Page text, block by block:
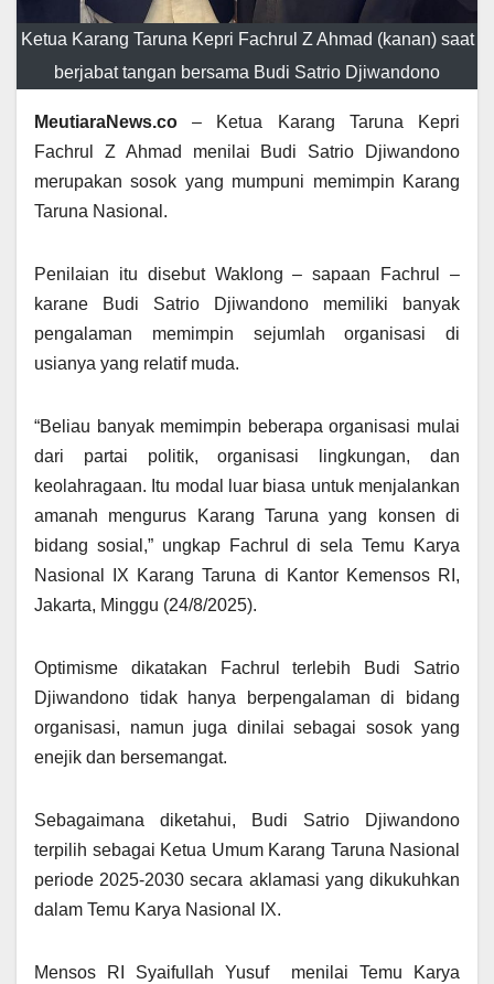
Ketua Karang Taruna Kepri Fachrul Z Ahmad (kanan) saat
berjabat tangan bersama Budi Satrio Djiwandono
MeutiaraNews.co – Ketua Karang Taruna Kepri
Fachrul Z Ahmad menilai Budi Satrio Djiwandono
merupakan sosok yang mumpuni memimpin Karang
Taruna Nasional.
Penilaian itu disebut Waklong – sapaan Fachrul –
karane Budi Satrio Djiwandono memiliki banyak
pengalaman memimpin sejumlah organisasi di
usianya yang relatif muda.
“Beliau banyak memimpin beberapa organisasi mulai
dari partai politik, organisasi lingkungan, dan
keolahragaan. Itu modal luar biasa untuk menjalankan
amanah mengurus Karang Taruna yang konsen di
bidang sosial,” ungkap Fachrul di sela Temu Karya
Nasional IX Karang Taruna di Kantor Kemensos RI,
Jakarta, Minggu (24/8/2025).
Optimisme dikatakan Fachrul terlebih Budi Satrio
Djiwandono tidak hanya berpengalaman di bidang
organisasi, namun juga dinilai sebagai sosok yang
enejik dan bersemangat.
Sebagaimana diketahui, Budi Satrio Djiwandono
terpilih sebagai Ketua Umum Karang Taruna Nasional
periode 2025-2030 secara aklamasi yang dikukuhkan
dalam Temu Karya Nasional IX.
Mensos RI Syaifullah Yusuf menilai Temu Karya